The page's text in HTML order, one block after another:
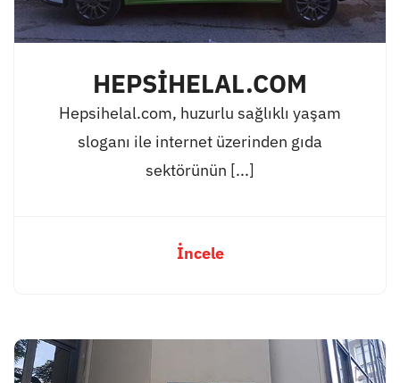
HEPSİHELAL.COM
Hepsihelal.com, huzurlu sağlıklı yaşam
sloganı ile internet üzerinden gıda
sektörünün [...]
İncele